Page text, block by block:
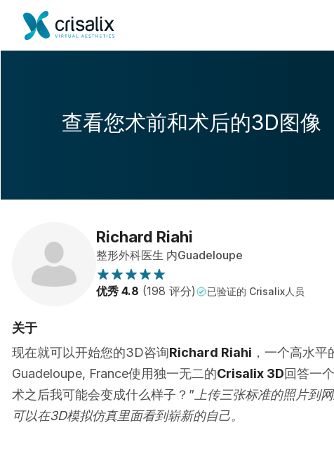
查看您术前和术后的3D图像
Richard Riahi
整形外科医生 内Guadeloupe
优秀 4.8 (198 评分) 已验证的 Crisalix人员
关于
现在就可以开始您的3D咨询Richard Riahi ，一个高水
Guadeloupe, France使用独一无二的Crisalix 3D回答一
术之后我可能会变成什么样子？” 上传三张标准的照片到
可以在3D模拟仿真里面看到崭新的自己。